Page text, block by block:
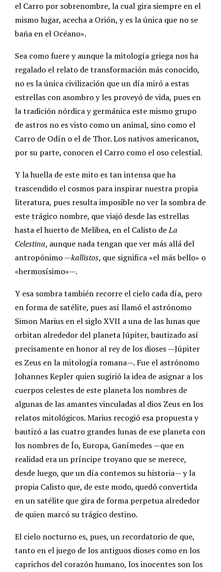
el Carro por sobrenombre, la cual gira siempre en el
mismo lugar, acecha a Orión, y es la única que no se
baña en el Océano».
Sea como fuere y aunque la mitología griega nos ha
regalado el relato de transformación más conocido,
no es la única civilización que un día miró a estas
estrellas con asombro y les proveyó de vida, pues en
la tradición nórdica y germánica este mismo grupo
de astros no es visto como un animal, sino como el
Carro de Odín o el de Thor. Los nativos americanos,
por su parte, conocen el Carro como el oso celestial.
Y la huella de este mito es tan intensa que ha
trascendido el cosmos para inspirar nuestra propia
literatura, pues resulta imposible no ver la sombra de
este trágico nombre, que viajó desde las estrellas
hasta el huerto de Melibea, en el Calisto deLa
Celestina, aunque nada tengan que ver más allá del
antropónimo —kallistos, que significa «el más bello» o
«hermosísimo»—.
Y esa sombra también recorre el cielo cada día, pero
en forma de satélite, pues así llamó el astrónomo
Simon Marius en el siglo XVII a una de las lunas que
orbitan alrededor del planeta Júpiter, bautizado así
precisamente en honor al rey de los dioses —Júpiter
es Zeus en la mitología romana—. Fue el astrónomo
Johannes Kepler quien sugirió la idea de asignar a los
cuerpos celestes de este planeta los nombres de
algunas de las amantes vinculadas al dios Zeus en los
relatos mitológicos. Marius recogió esa propuesta y
bautizó a las cuatro grandes lunas de ese planeta con
los nombres de Ío, Europa, Ganímedes —que en
realidad era un príncipe troyano que se merece,
desde luego, que un día contemos su historia— y la
propia Calisto que, de este modo, quedó convertida
en un satélite que gira de forma perpetua alrededor
de quien marcó su trágico destino.
El cielo nocturno es, pues, un recordatorio de que,
tanto en el juego de los antiguos dioses como en los
caprichos del corazón humano, los inocentes son los